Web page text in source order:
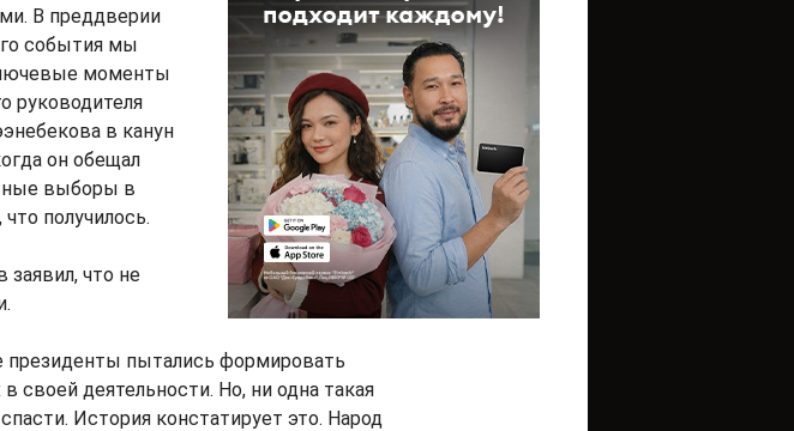
В преддверии
события мы
моменты
руководителя
в канун
он обещал
выборы в
получилось.
что не
президенты пытались формировать
своей деятельности. Но, ни одна такая
История констатирует это. Народ